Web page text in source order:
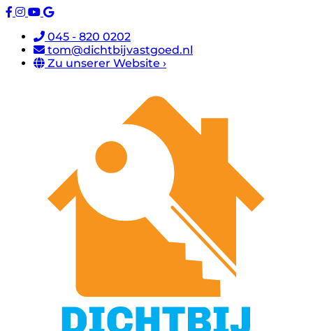
045 - 820 0202
tom@dichtbijvastgoed.nl
Zu unserer Website ›